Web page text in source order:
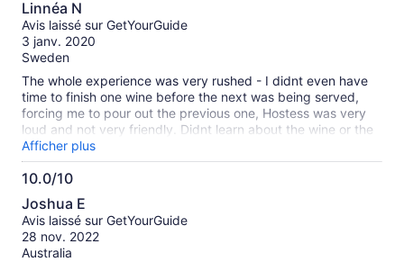
sur
10
Linnéa N
Avis laissé sur GetYourGuide
3 janv. 2020
Sweden
The whole experience was very rushed - I didnt even have
time to finish one wine before the next was being served,
forcing me to pour out the previous one, Hostess was very
loud and not very friendly. Didnt learn about the wine or the
cheese so I would definitely not call it a masterclass.
However, the cheeses tasted good and wines were ok.
Afficher plus
10.0/10
10.0
sur
10
Joshua E
Avis laissé sur GetYourGuide
28 nov. 2022
Australia